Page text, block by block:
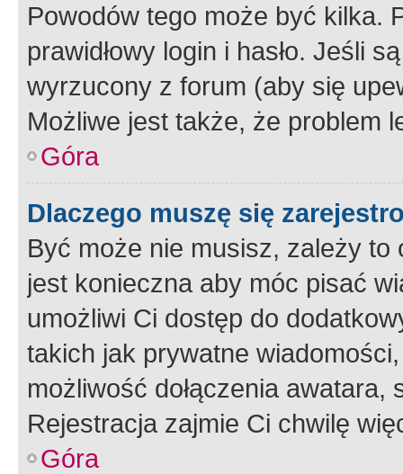
Powodów tego może być kilka.
prawidłowy login i hasło. Jeśli
wyrzucony z forum (aby się
Możliwe jest także, że problem
Góra
Dlaczego muszę się
Być może nie musisz, zależy
jest konieczna aby móc pisać
umożliwi Ci dostęp do
takich jak prywatne
możliwość dołączenia
Rejestracja zajmie Ci chwilę
Góra